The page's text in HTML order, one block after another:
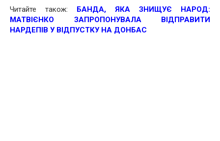
Читайте також: БАНДА, ЯКА ЗНИЩУЄ НАРОД:
МАТВІЄНКО ЗАПРОПОНУВАЛА ВІДПРАВИТИ
НАРДЕПІВ У ВІДПУСТКУ НА ДОНБАС